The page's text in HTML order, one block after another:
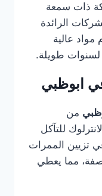
ذات سمعة
الرائدة
عالية
لسنوات طويلة.
ابوظبي
من
للتآكل
تزيين الممرات
مما يعطي